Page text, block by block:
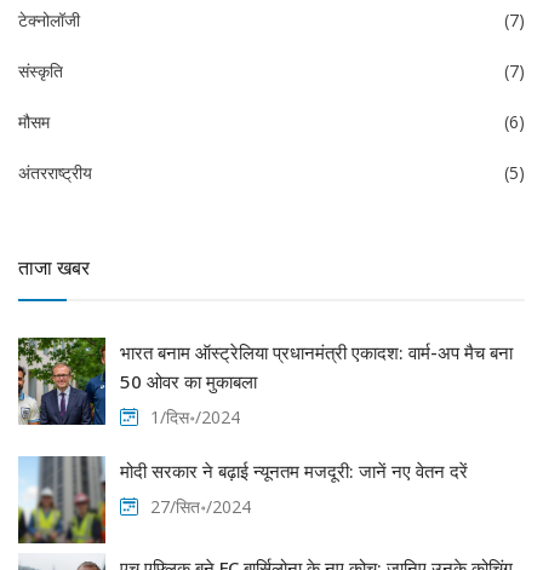
टेक्नोलॉजी (7)
संस्कृति (7)
मौसम (6)
अंतरराष्ट्रीय (5)
ताजा खबर
भारत बनाम ऑस्ट्रेलिया प्रधानमंत्री एकादश: वार्म-अप मैच बना
50 ओवर का मुकाबला
1/दिस॰/2024
मोदी सरकार ने बढ़ाई न्यूनतम मजदूरी: जानें नए वेतन दरें
27/सित॰/2024